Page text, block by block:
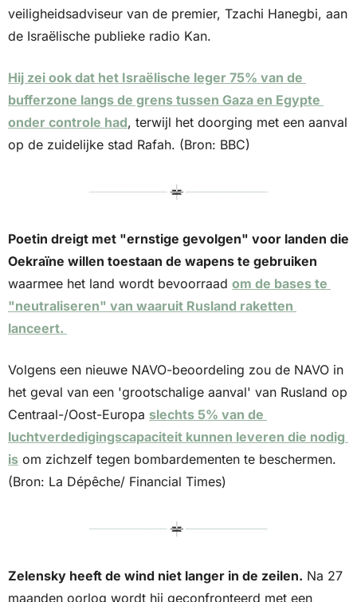
veiligheidsadviseur van de premier, Tzachi Hanegbi, aan
de Israëlische publieke radio Kan.
Hij zei ook dat het Israëlische leger 75% van de
bufferzone langs de grens tussen Gaza en Egypte
onder controle had, terwijl het doorging met een aanval
op de zuidelijke stad Rafah. (Bron: BBC)
Poetin dreigt met "ernstige gevolgen" voor landen die
Oekraïne willen toestaan de wapens te gebruiken
waarmee het land wordt bevoorraad om de bases te
"neutraliseren" van waaruit Rusland raketten
lanceert.
Volgens een nieuwe NAVO-beoordeling zou de NAVO in
het geval van een 'grootschalige aanval' van Rusland op
Centraal-/Oost-Europa slechts 5% van de
luchtverdedigingscapaciteit kunnen leveren die nodig
is om zichzelf tegen bombardementen te beschermen.
(Bron: La Dépêche/ Financial Times)
Zelensky heeft de wind niet langer in de zeilen. Na 27
maanden oorlog wordt hij geconfronteerd met een